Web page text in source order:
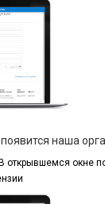
наша
В открывшемся окне